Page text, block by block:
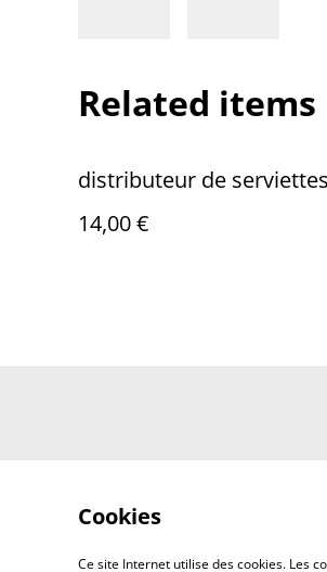
Related items
distributeur de serviettes
14,00 €
Cookies
Ce site Internet utilise des cookies. Les